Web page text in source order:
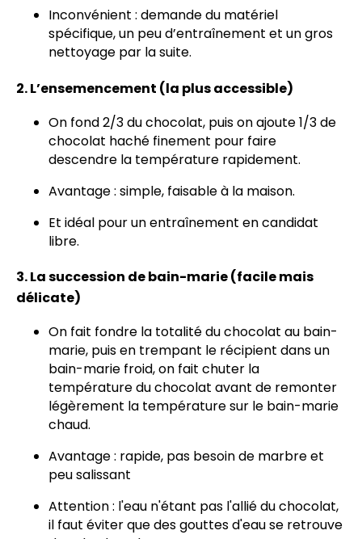
Inconvénient : demande du matériel
spécifique, un peu d’entraînement et un gros
nettoyage par la suite.
2. L’ensemencement (la plus accessible)
On fond 2/3 du chocolat, puis on ajoute 1/3 de
chocolat haché finement pour faire
descendre la température rapidement.
Avantage : simple, faisable à la maison.
Et idéal pour un entraînement en candidat
libre.
3. La succession de bain-marie (facile mais
délicate)
On fait fondre la totalité du chocolat au bain-
marie, puis en trempant le récipient dans un
bain-marie froid, on fait chuter la
température du chocolat avant de remonter
légèrement la température sur le bain-marie
chaud.
Avantage : rapide, pas besoin de marbre et
peu salissant
Attention : l'eau n'étant pas l'allié du chocolat,
il faut éviter que des gouttes d'eau se retrouve